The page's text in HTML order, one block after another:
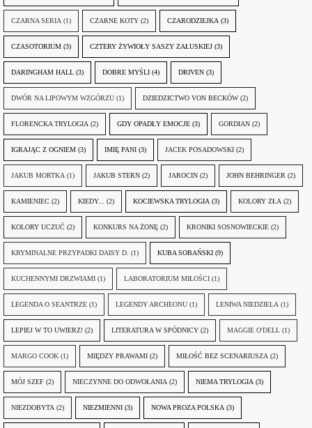
CZARNA SERIA (1) CZARNE KOTY (2) CZARODZIEJKA (3)
CZASOTORIUM (3) CZTERY ŻYWIOŁY SASZY ZAŁUSKIEJ (3)
DARINGHAM HALL (3) DOBRE MYŚLI (4) DRIVEN (3)
DWÓR NA LIPOWYM WZGÓRZU (1) DZIEDZICTWO VON BECKÓW (2)
FLORENCKA TRYLOGIA (2) GDY OPADŁY EMOCJE (3) GORDIAN (2)
IGRAJĄC Z OGNIEM (3) IMIĘ PANI (3) JACEK POSADOWSKI (2)
JAKUB MORTKA (1) JAKUB STERN (2) JAROCIN (2) JOHN BEHRINGER (2)
KAMIENIEC (2) KIEDY... (2) KOCIEWSKA TRYLOGIA (3) KOLORY ZŁA (2)
KOLORY UCZUĆ (2) KONKURS NA ŻONĘ (2) KRONIKI SOSNOWIECKIE (2)
KRYMINALNE PRZYPADKI DAISY D. (1) KUBA SOBAŃSKI (9)
KUCHENNYMI DRZWIAMI (1) LABORATORIUM MIŁOŚCI (1)
LEGENDA O SEANTRZE (1) LEGENDY ARCHEONU (1) LENIWA NIEDZIELA (1)
LEPIEJ W TO UWIERZ! (2) LITERATURA W SPÓDNICY (2) MAGGIE O'DELL (1)
MARGO COOK (1) MIĘDZY PRAWAMI (2) MIŁOŚĆ BEZ SCENARIUSZA (2)
MÓJ SZEF (2) NIECZYNNE DO ODWOŁANIA (2) NIEMA TRYLOGIA (3)
NIEZDOBYTA (2) NIEZMIENNI (3) NOWA PROZA POLSKA (3)